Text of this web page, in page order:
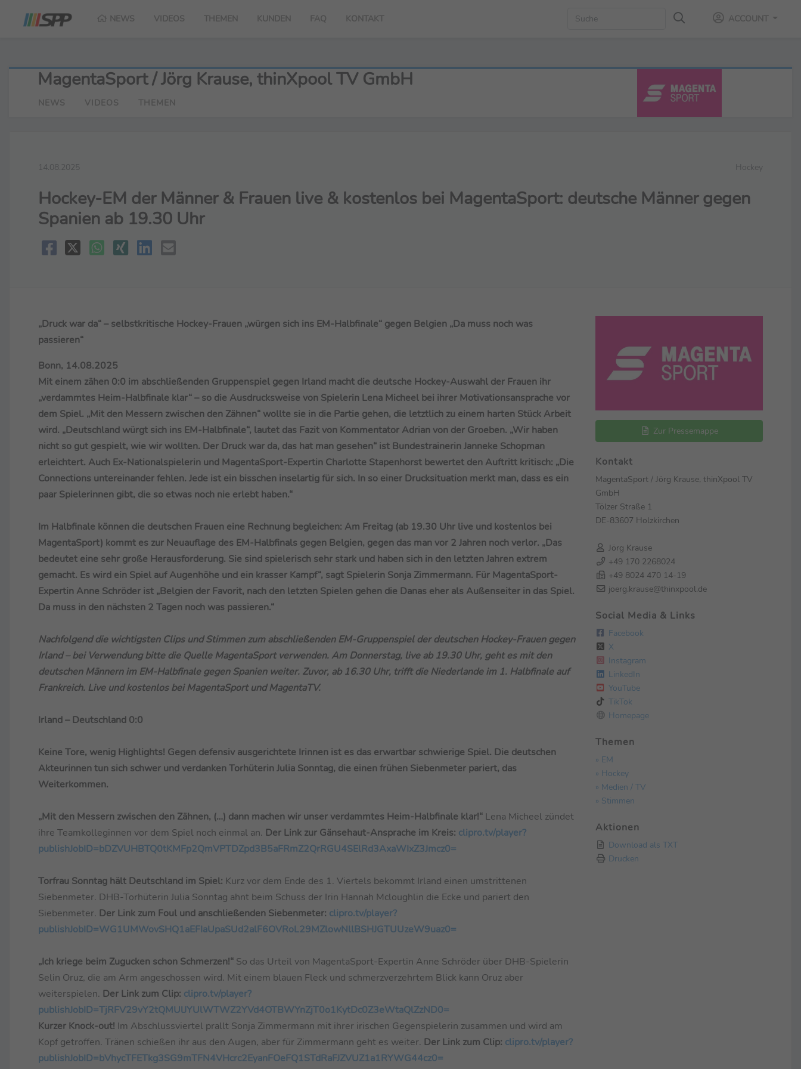
NEWS VIDEOS THEMEN KUNDEN FAQ KONTAKT ACCOUNT
MagentaSport / Jörg Krause, thinXpool TV GmbH
NEWS VIDEOS THEMEN
14.08.2025 Hockey
Hockey-EM der Männer & Frauen live & kostenlos bei MagentaSport: deutsche Männer gegen
Spanien ab 19.30 Uhr
„Druck war da“ – selbstkritische Hockey-Frauen „würgen sich ins EM-Halbfinale“ gegen Belgien „Da muss noch was
passieren“
Bonn, 14.08.2025
Mit einem zähen 0:0 im abschließenden Gruppenspiel gegen Irland macht die deutsche Hockey-Auswahl der Frauen ihr
„verdammtes Heim-Halbfinale klar“ – so die Ausdrucksweise von Spielerin Lena Micheel bei ihrer Motivationsansprache vor
dem Spiel. „Mit den Messern zwischen den Zähnen“ wollte sie in die Partie gehen, die letztlich zu einem harten Stück Arbeit
wird. „Deutschland würgt sich ins EM-Halbfinale“, lautet das Fazit von Kommentator Adrian von der Groeben. „Wir haben
nicht so gut gespielt, wie wir wollten. Der Druck war da, das hat man gesehen“ ist Bundestrainerin Janneke Schopman
erleichtert. Auch Ex-Nationalspielerin und MagentaSport-Expertin Charlotte Stapenhorst bewertet den Auftritt kritisch: „Die
Connections untereinander fehlen. Jede ist ein bisschen inselartig für sich. In so einer Drucksituation merkt man, dass es ein
paar Spielerinnen gibt, die so etwas noch nie erlebt haben.“
Im Halbfinale können die deutschen Frauen eine Rechnung begleichen: Am Freitag (ab 19.30 Uhr live und kostenlos bei
MagentaSport) kommt es zur Neuauflage des EM-Halbfinals gegen Belgien, gegen das man vor 2 Jahren noch verlor. „Das
bedeutet eine sehr große Herausforderung. Sie sind spielerisch sehr stark und haben sich in den letzten Jahren extrem
gemacht. Es wird ein Spiel auf Augenhöhe und ein krasser Kampf“, sagt Spielerin Sonja Zimmermann. Für MagentaSport-
Expertin Anne Schröder ist „Belgien der Favorit, nach den letzten Spielen gehen die Danas eher als Außenseiter in das Spiel.
Da muss in den nächsten 2 Tagen noch was passieren.“
Nachfolgend die wichtigsten Clips und Stimmen zum abschließenden EM-Gruppenspiel der deutschen Hockey-Frauen gegen
Irland – bei Verwendung bitte die Quelle MagentaSport verwenden. Am Donnerstag, live ab 19.30 Uhr, geht es mit den
deutschen Männern im EM-Halbfinale gegen Spanien weiter. Zuvor, ab 16.30 Uhr, trifft die Niederlande im 1. Halbfinale auf
Frankreich. Live und kostenlos bei MagentaSport und MagentaTV.
Irland – Deutschland 0:0
Keine Tore, wenig Highlights! Gegen defensiv ausgerichtete Irinnen ist es das erwartbar schwierige Spiel. Die deutschen
Akteurinnen tun sich schwer und verdanken Torhüterin Julia Sonntag, die einen frühen Siebenmeter pariert, das
Weiterkommen.
„Mit den Messern zwischen den Zähnen, (…) dann machen wir unser verdammtes Heim-Halbfinale klar!“ Lena Micheel zündet
ihre Teamkolleginnen vor dem Spiel noch einmal an. Der Link zur Gänsehaut-Ansprache im Kreis: clipro.tv/player?
publishJobID=bDZVUHBTQ0tKMFp2QmVPTDZpd3B5aFRmZ2QrRGU4SElRd3AxaWIxZ3Jmcz0=
Torfrau Sonntag hält Deutschland im Spiel: Kurz vor dem Ende des 1. Viertels bekommt Irland einen umstrittenen
Siebenmeter. DHB-Torhüterin Julia Sonntag ahnt beim Schuss der Irin Hannah Mcloughlin die Ecke und pariert den
Siebenmeter. Der Link zum Foul und anschließenden Siebenmeter: clipro.tv/player?
publishJobID=WG1UMWovSHQ1aEFIaUpaSUd2alF6OVRoL29MZlowNllBSHJGTUUzeW9uaz0=
„Ich kriege beim Zugucken schon Schmerzen!“ So das Urteil von MagentaSport-Expertin Anne Schröder über DHB-Spielerin
Selin Oruz, die am Arm angeschossen wird. Mit einem blauen Fleck und schmerzverzehrtem Blick kann Oruz aber
weiterspielen. Der Link zum Clip: clipro.tv/player?
publishJobID=TjRFV29vY2tQMUlJYUlWTWZ2YVd4OTBWYnZjT0o1KytDc0Z3eWtaQlZzND0=
Kurzer Knock-out! Im Abschlussviertel prallt Sonja Zimmermann mit ihrer irischen Gegenspielerin zusammen und wird am
Kopf getroffen. Tränen schießen ihr aus den Augen, aber für Zimmermann geht es weiter. Der Link zum Clip: clipro.tv/player?
publishJobID=bVhycTFETkg3SG9mTFN4VHcrc2EyanFOeFQ1STdRaFJZVUZ1a1RYWG44cz0=
Zur Pressemappe
Kontakt
MagentaSport / Jörg Krause, thinXpool TV
GmbH
Tölzer Straße 1
DE-83607 Holzkirchen
Jörg Krause
+49 170 2268024
+49 8024 470 14-19
joerg.krause@thinxpool.de
Social Media & Links
Facebook
X
Instagram
LinkedIn
YouTube
TikTok
Homepage
Themen
» EM
» Hockey
» Medien / TV
» Stimmen
Aktionen
Download als TXT
Drucken